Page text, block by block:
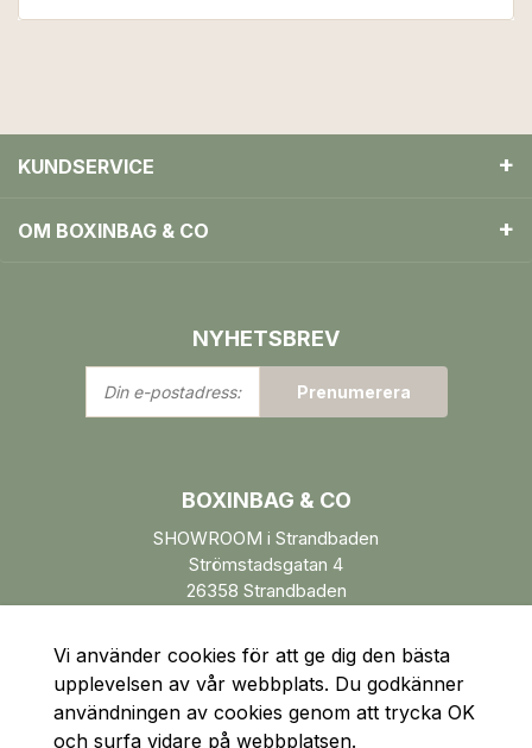
KUNDSERVICE
OM BOXINBAG & CO
NYHETSBREV
Din
e-
Prenumerera
BOXINBAG & CO
SHOWROOM i Strandbaden
Strömstadsgatan 4
26358 Strandbaden
Vi använder cookies för att ge dig den bästa
upplevelsen av vår webbplats. Du godkänner
användningen av cookies genom att trycka OK
och surfa vidare på webbplatsen.